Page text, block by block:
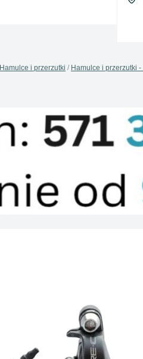
Hamulce i przerzutki Hamulce i przerzutki -